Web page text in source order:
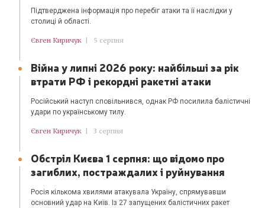
Підтверджена інформація про перебіг атаки та її наслідки у
столиці й області.
Євген Киричук 5 серпня
Війна у липні 2026 року: найбільші за рік
втрати РФ і рекордні ракетні атаки
Російський наступ сповільнився, однак РФ посилила балістичні
удари по українському тилу.
Євген Киричук 3 серпня
Обстріл Києва 1 серпня: що відомо про
загиблих, постраждалих і руйнування
Росія кількома хвилями атакувала Україну, спрямувавши
основний удар на Київ. Із 27 запущених балістичних ракет